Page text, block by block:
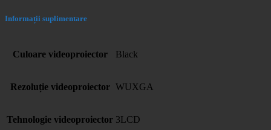
Informații suplimentare
Culoare videoproiector Black
Rezoluție videoproiector WUXGA
Tehnologie videoproiector 3LCD